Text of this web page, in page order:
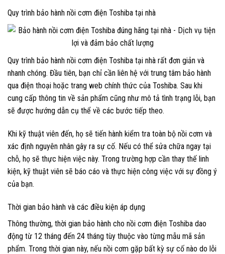
Quy trình bảo hành nồi cơm điện Toshiba tại nhà
Quy trình bảo hành nồi cơm điện Toshiba tại nhà rất đơn giản và
nhanh chóng. Đầu tiên, bạn chỉ cần liên hệ với trung tâm bảo hành
qua điện thoại hoặc trang web chính thức của Toshiba. Sau khi
cung cấp thông tin về sản phẩm cũng như mô tả tình trạng lỗi, bạn
sẽ được hướng dẫn cụ thể về các bước tiếp theo.
Khi kỹ thuật viên đến, họ sẽ tiến hành kiểm tra toàn bộ nồi cơm và
xác định nguyên nhân gây ra sự cố. Nếu có thể sửa chữa ngay tại
chỗ, họ sẽ thực hiện việc này. Trong trường hợp cần thay thế linh
kiện, kỹ thuật viên sẽ báo cáo và thực hiện công việc với sự đồng ý
của bạn.
Thời gian bảo hành và các điều kiện áp dụng
Thông thường, thời gian bảo hành cho nồi cơm điện Toshiba dao
động từ 12 tháng đến 24 tháng tùy thuộc vào từng mẫu mã sản
phẩm. Trong thời gian này, nếu nồi cơm gặp bất kỳ sự cố nào do lỗi